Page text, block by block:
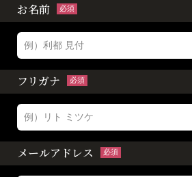
お名前 必須
フリガナ 必須
メールアドレス 必須